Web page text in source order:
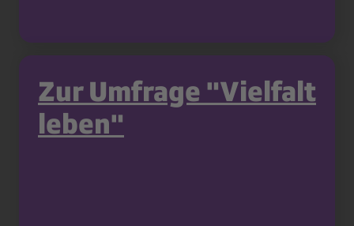
Zur Umfrage "Vielfalt
leben"